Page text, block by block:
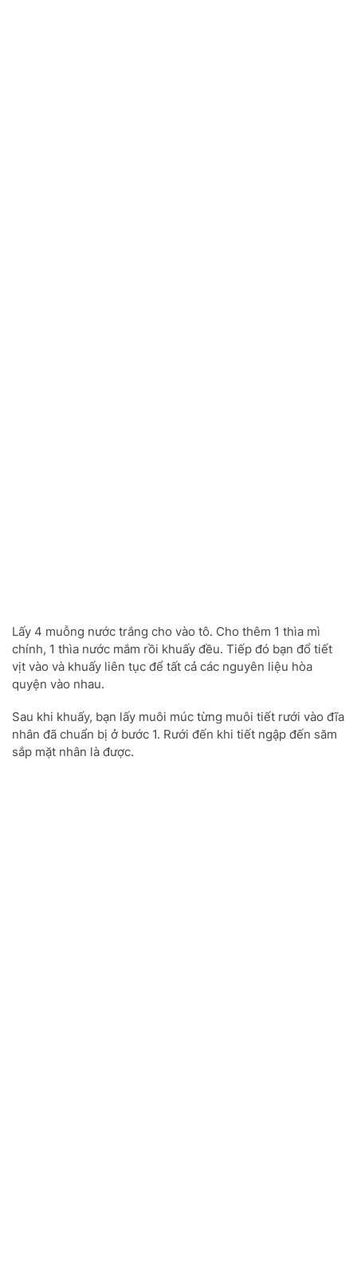
Lấy 4 muỗng nước trắng cho vào tô. Cho thêm 1 thìa mì
chính, 1 thìa nước mắm rồi khuấy đều. Tiếp đó bạn đổ tiết
vịt vào và khuấy liên tục để tất cả các nguyên liệu hòa
quyện vào nhau.
Sau khi khuấy, bạn lấy muôi múc từng muôi tiết rưới vào đĩa
nhân đã chuẩn bị ở bước 1. Rưới đến khi tiết ngập đến săm
sắp mặt nhân là được.